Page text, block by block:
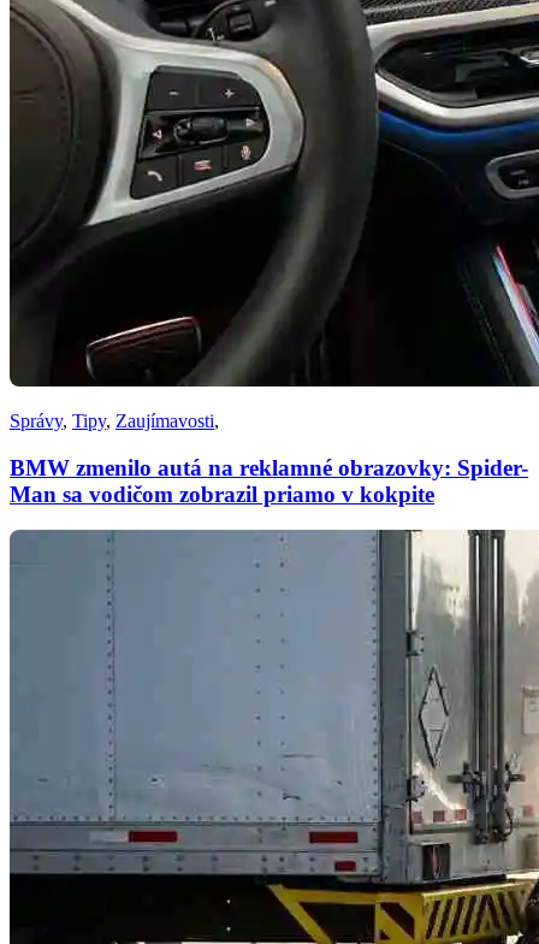
Správy, Tipy, Zaujímavosti,
BMW zmenilo autá na reklamné obrazovky: Spider-
Man sa vodičom zobrazil priamo v kokpite